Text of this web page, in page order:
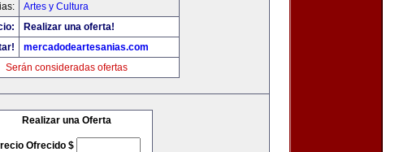
Artes y Cultura
Realizar una oferta!
mercadodeartesanias.com
Serán consideradas ofertas
Realizar una Oferta
Ofrecido $